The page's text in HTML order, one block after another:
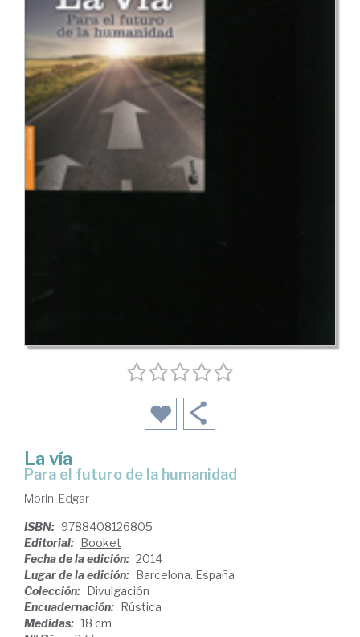
La vía
para el futuro de la humanidad
Morin, Edgar
ISBN: 9788408126805
Editorial: Booket
Fecha de la edición: 2014
Lugar de la edición: Barcelona. España
Colección: Divulgación
Encuadernación: Rústica
Medidas: 18 cm